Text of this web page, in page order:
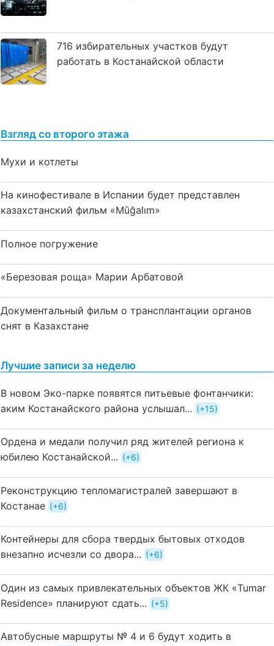
716 избирательных участков будут
работать в Костанайской области
Взгляд со второго этажа
Мухи и котлеты
На кинофестивале в Испании будет представлен
казахстанский фильм «Mūğalım»
Полное погружение
«Березовая роща» Марии Арбатовой
Документальный фильм о трансплантации органов
снят в Казахстане
Лучшие записи за неделю
В новом Эко-парке появятся питьевые фонтанчики:
аким Костанайского района услышал...
+15
Ордена и медали получил ряд жителей региона к
юбилею Костанайской...
+6
Реконструкцию тепломагистралей завершают в
Костанае
+6
Контейнеры для сбора твердых бытовых отходов
внезапно исчезли со двора...
+6
Один из самых привлекательных объектов ЖК «Tumar
Residence» планируют сдать...
+5
Автобусные маршруты № 4 и 6 будут ходить в